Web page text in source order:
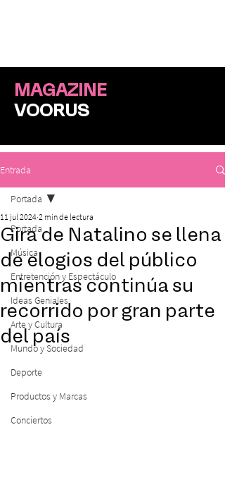
MAGAZINE
VOORUS
Entrada
Portada
Música
Entretención y Espectáculo
Ideas Geniales
Arte y Cultura
Mundo y Sociedad
Deporte
Productos y Marcas
Conciertos
Portada
Gira de Natalino se llena
de elogios del público
mientras continúa su
recorrido por gran parte
del país
11 jul 2024 2 min de lectura